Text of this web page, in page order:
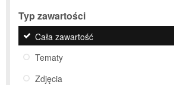
Typ zawartości
Cała zawartość
Tematy
Zdjęcia